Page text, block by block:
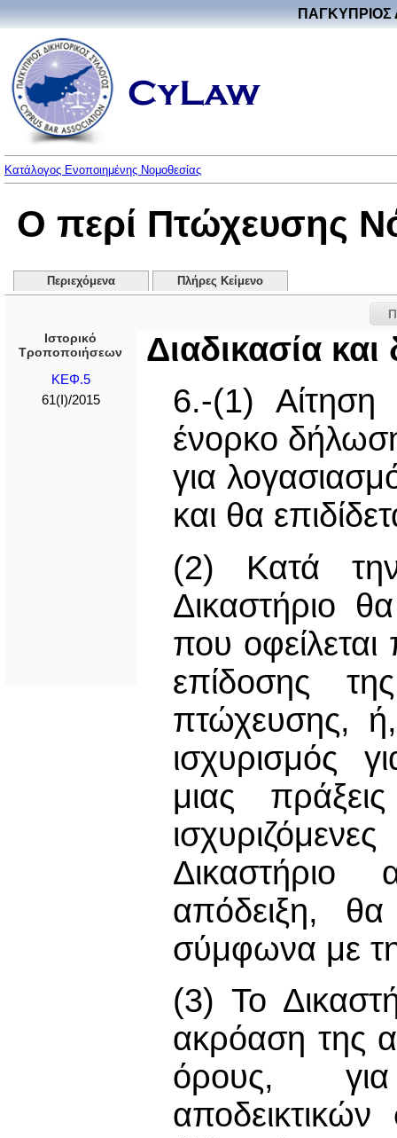
ΠΑΓΚΥΠΡΙΟΣ
Κατάλογος Ενοποιημένης Νομοθεσίας
Ο περί Πτώχευσης
Περιεχόμενα Πλήρες Κείμενο
Ιστορικό
Τροποποιήσεων
ΚΕΦ.5
61(Ι)/2015
Διαδικασία
6.-(1) Αίτηση
ένορκο
για
και θα
(2) Κατά
Δικαστήριο
που
επίδοσης
πτώχευσης,
ισχυρισμός
μιας
Δικαστήριο
απόδειξη, θα
σύμφωνα με
(3) Το
ακρόαση της
όρους,